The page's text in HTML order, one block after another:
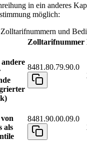
in ein anderes
möglich:
und
Zolltarifnummer
8481.80.79.90.0
als
8481.90.00.09.0